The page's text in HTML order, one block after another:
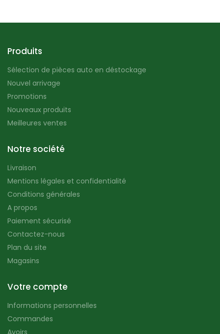
Produits
Sélection de pièces auto en déstockage
Nouvel arrivage
Promotions
Nouveaux produits
Meilleures ventes
Notre société
Livraison
Mentions légales et confidentialité
Conditions générales
A propos
Paiement sécurisé
Contactez-nous
Plan du site
Magasins
Votre compte
Informations personnelles
Commandes